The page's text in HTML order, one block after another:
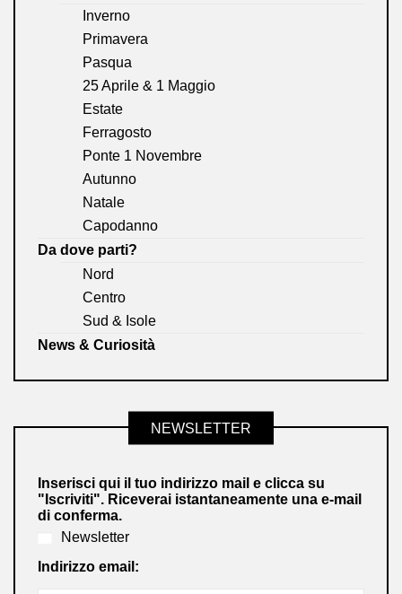
Inverno
Primavera
Pasqua
25 Aprile & 1 Maggio
Estate
Ferragosto
Ponte 1 Novembre
Autunno
Natale
Capodanno
Da dove parti?
Nord
Centro
Sud & Isole
News & Curiosità
NEWSLETTER
Inserisci qui il tuo indirizzo mail e clicca su
"Iscriviti". Riceverai istantaneamente una e-mail
di conferma.
Newsletter
Indirizzo email: